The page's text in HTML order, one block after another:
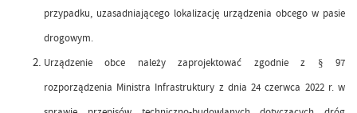
przypadku, uzasadniającego lokalizację urządzenia obcego w pasie
drogowym.
Urządzenie obce należy zaprojektować zgodnie z § 97
rozporządzenia Ministra Infrastruktury z dnia 24 czerwca 2022 r. w